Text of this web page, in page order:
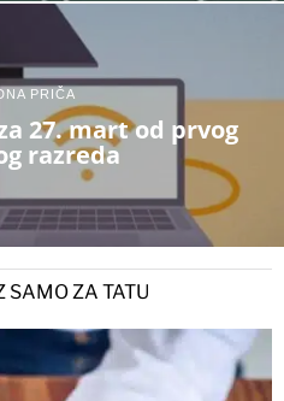
PRIČA
27. mart od prvog
razreda
SAMO ZA TATU